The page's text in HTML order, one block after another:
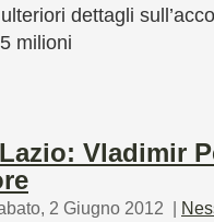
dettagli
milioni
Vladimir
2 Giugno 2012 |